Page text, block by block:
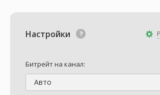
Настройки
Битрейт на канал:
Авто